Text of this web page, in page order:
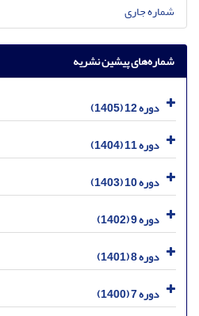
شماره جاری
شماره‌های پیشین نشریه
دوره 12 (1405)
دوره 11 (1404)
دوره 10 (1403)
دوره 9 (1402)
دوره 8 (1401)
دوره 7 (1400)